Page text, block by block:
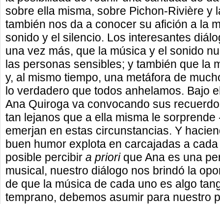
sobre ella misma, sobre Pichon-Rivière y
también nos da a conocer su afición a la
sonido y el silencio. Los interesantes
una vez más, que la música y el sonido
las personas sensibles; y también que la
y, al mismo tiempo, una metáfora de
lo verdadero que todos anhelamos. Bajo
Ana Quiroga va convocando sus
tan lejanos que a ella misma le
emerjan en estas circunstancias. Y
buen humor explota en carcajadas a
posible percibir a priorique Ana es una
musical, nuestro diálogo nos brindó la
de que la música de cada uno es algo
temprano, debemos asumir para nuestro